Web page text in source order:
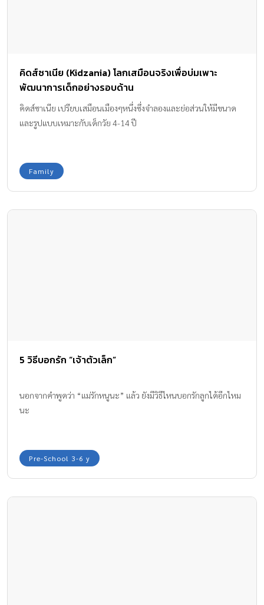
คิดส์ซาเนีย (Kidzania) โลกเสมือนจริงเพื่อบ่มเพาะ
พัฒนาการเด็กอย่างรอบด้าน
คิดส์ซาเนีย เปรียบเสมือนเมืองๆหนึ่งซึ่งจำลองและย่อส่วนให้มีขนาด
และรูปแบบเหมาะกับเด็กวัย 4-14 ปี
Family
5 วิธีบอกรัก “เจ้าตัวเล็ก”
นอกจากคำพูดว่า “แม่รักหนูนะ” แล้ว ยังมีวิธีไหนบอกรักลูกได้อีกไหม
นะ
Pre-School 3-6 y